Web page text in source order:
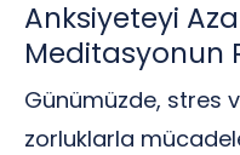
Anksiyeteyi
Meditasyonun
Günümüzde, stres
zorluklarla